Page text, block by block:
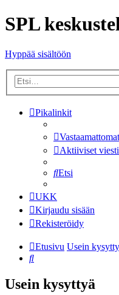
SPL
Hyppää sisältöön
Pikalinkit
Aktiiviset
Etsi
UKK
Kirjaudu sisään
Rekisteröidy
Etusivu Usein
Etsi
Usein kysyttyä